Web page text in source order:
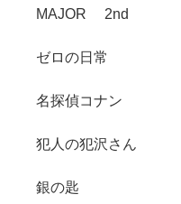
MAJOR 2nd
ゼロの日常
名探偵コナン
犯人の犯沢さん
銀の匙